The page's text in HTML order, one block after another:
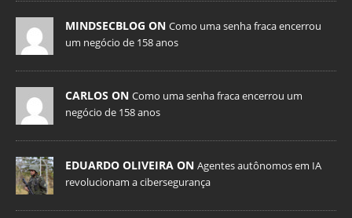
MINDSECBLOG ON Como uma senha fraca encerrou
um negócio de 158 anos
CARLOS ON Como uma senha fraca encerrou um
negócio de 158 anos
EDUARDO OLIVEIRA ON Agentes autônomos em IA
revolucionam a cibersegurança